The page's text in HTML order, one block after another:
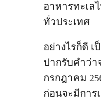
อาหารทะเล
ทั่วประเทศ
อย่างไรก็ดี
ปากรับคำว่า
กรกฎาคม
ก่อนจะมีการ